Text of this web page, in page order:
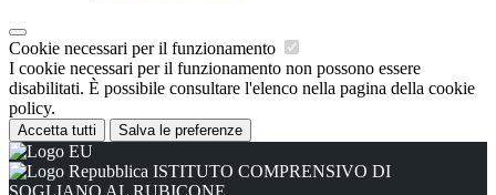
Cookie necessari per il funzionamento
I cookie necessari per il funzionamento non possono essere
disabilitati. È possibile consultare l'elenco nella pagina della cookie
policy.
Accetta tutti Salva le preferenze
ISTITUTO COMPRENSIVO DI